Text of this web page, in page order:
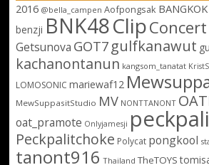
2016 @bella_campen Aofpongsak BANGKOK
benzji BNK48ClipConcert
Getsunova GOT7 gulfkanawut
kachanontanun kangsom_tanatat
LOMOSONIC mariewaf12
MewSuppasitStudio MV NONTTANONT
oat_pramote Onlyjamesji
Peckpalitchoke Polycat pongkool
tanont916 Thailand TheTOYS